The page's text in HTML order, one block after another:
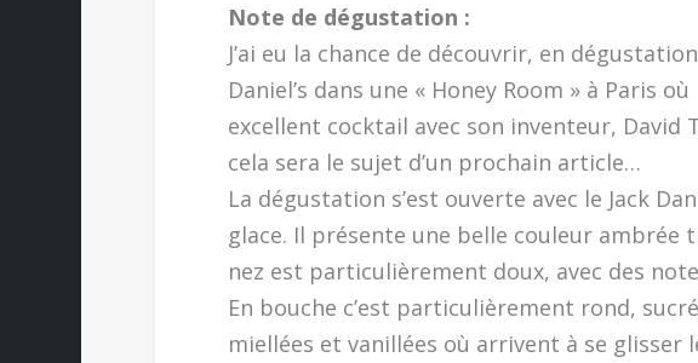
Note de dégustation :
J’ai eu la chance de découvrir, en
Daniel’s dans une « Honey Room » à Paris
excellent cocktail avec son inventeur, David
cela sera le sujet d’un prochain article…
La dégustation s’est ouverte avec le Jack
glace. Il présente une belle couleur ambrée
nez est particulièrement doux, avec des
En bouche c’est particulièrement rond,
miellées et vanillées où arrivent à se glisser